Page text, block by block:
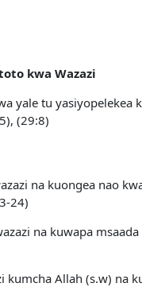
kwa Wazazi
yale tu
(29:8)
na kuongea nao
24)
na kuwapa
kumcha Allah (s.w) na